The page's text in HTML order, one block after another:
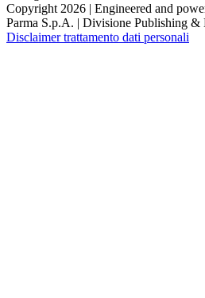
Copyright 2026 | Engineered and
Parma S.p.A. | Divisione Publishing &
Disclaimer trattamento dati personali